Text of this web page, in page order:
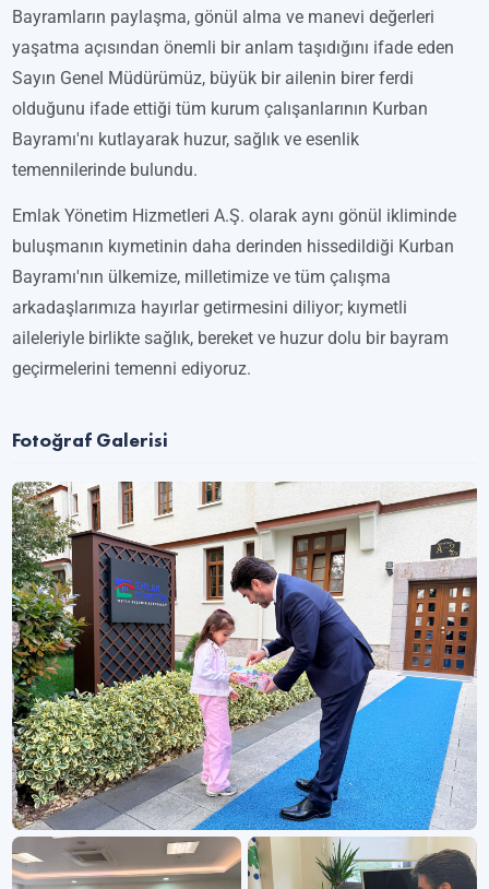
Bayramların paylaşma, gönül alma ve manevi değerleri
yaşatma açısından önemli bir anlam taşıdığını ifade eden
Sayın Genel Müdürümüz, büyük bir ailenin birer ferdi
olduğunu ifade ettiği tüm kurum çalışanlarının Kurban
Bayramı'nı kutlayarak huzur, sağlık ve esenlik
temennilerinde bulundu.
Emlak Yönetim Hizmetleri A.Ş. olarak aynı gönül ikliminde
buluşmanın kıymetinin daha derinden hissedildiği Kurban
Bayramı'nın ülkemize, milletimize ve tüm çalışma
arkadaşlarımıza hayırlar getirmesini diliyor; kıymetli
aileleriyle birlikte sağlık, bereket ve huzur dolu bir bayram
geçirmelerini temenni ediyoruz.
Fotoğraf Galerisi